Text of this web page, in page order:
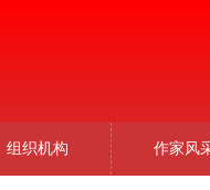
组织机构 作家风